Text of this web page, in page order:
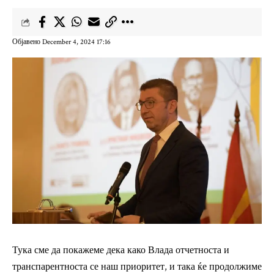
Објавено December 4, 2024 17:16
Тука сме да покажеме дека како Влада отчетноста и
транспарентноста се наш приоритет, и така ќе продолжиме